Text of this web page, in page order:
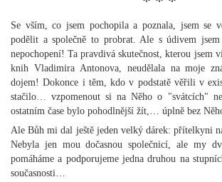
Se vším, co jsem pochopila a poznala, jsem se
podělit a společně to probrat. Ale s údivem jsem
nepochopení! Ta pravdivá skutečnost, kterou jsem
knih Vladimira Antonova, neudělala na moje
dojem! Dokonce i těm, kdo v podstatě věřili v
stačilo… vzpomenout si na Něho o "svátcích"
ostatním čase bylo pohodlnější žít,… úplně bez
Ale Bůh mi dal ještě jeden velký dárek: přítelkyni
Nebyla jen mou dočasnou společnicí, ale my
pomáháme a podporujeme jedna druhou na
současnosti…